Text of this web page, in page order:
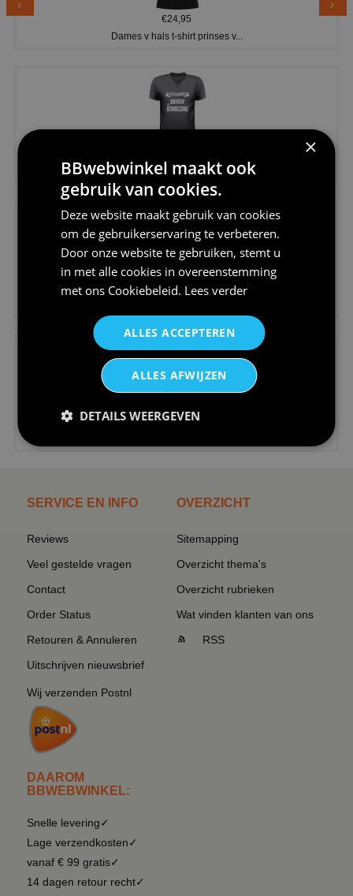
€24,95
Dames v hals t-shirt prinses v...
Koningsdag shirt heren v-hals ...
€24,95
€24,95
SERVICE EN INFO
Reviews
Veel gestelde vragen
Contact
Order Status
Retouren & Annuleren
Uitschrijven nieuwsbrief
Wij verzenden Postnl
DAAROM
BBWEBWINKEL:
Snelle levering✓
Lage verzendkosten✓
vanaf € 99 gratis✓
14 dagen retour recht✓
OVERZICHT
Sitemapping
Overzicht thema's
Overzicht rubrieken
Wat vinden klanten van ons
RSS
×
BBwebwinkel maakt ook
gebruik van cookies.
Deze website maakt gebruik van cookies
om de gebruikerservaring te verbeteren.
Door onze website te gebruiken, stemt u
in met alle cookies in overeenstemming
met ons Cookiebeleid. Lees verder
ALLES ACCEPTEREN
ALLES AFWIJZEN
DETAILS WEERGEVEN